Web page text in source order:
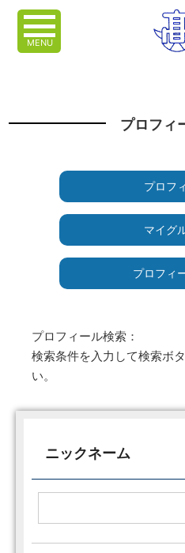
MENU
プロフィ
プロフ
マイグ
プロフィ
プロフィール検索：
検索条件を入力して検索ボ
い。
ニックネーム